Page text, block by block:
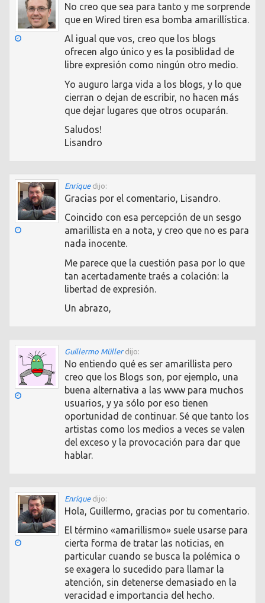
No creo que sea para tanto y me sorprende
que en Wired tiren esa bomba amarillística.
Al igual que vos, creo que los blogs
ofrecen algo único y es la posiblidad de
libre expresión como ningún otro medio.
Yo auguro larga vida a los blogs, y lo que
cierran o dejan de escribir, no hacen más
que dejar lugares que otros ocuparán.
Saludos!
Lisandro
Enrique dijo:
Gracias por el comentario, Lisandro.
Coincido con esa percepción de un sesgo
amarillista en a nota, y creo que no es para
nada inocente.
Me parece que la cuestión pasa por lo que
tan acertadamente traés a colación: la
libertad de expresión.
Un abrazo,
Guillermo Müller dijo:
No entiendo qué es ser amarillista pero
creo que los Blogs son, por ejemplo, una
buena alternativa a las www para muchos
usuarios, y ya sólo por eso tienen
oportunidad de continuar. Sé que tanto los
artistas como los medios a veces se valen
del exceso y la provocación para dar que
hablar.
Enrique dijo:
Hola, Guillermo, gracias por tu comentario.
El término «amarillismo» suele usarse para
cierta forma de tratar las noticias, en
particular cuando se busca la polémica o
se exagera lo sucedido para llamar la
atención, sin detenerse demasiado en la
veracidad e importancia del hecho.